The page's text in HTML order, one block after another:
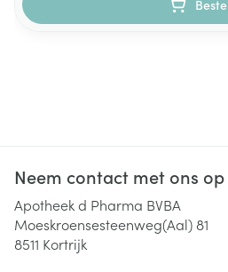
Neem contact met ons op
Apotheek d Pharma BVBA
Moeskroensesteenweg(Aal) 81
8511 Kortrijk